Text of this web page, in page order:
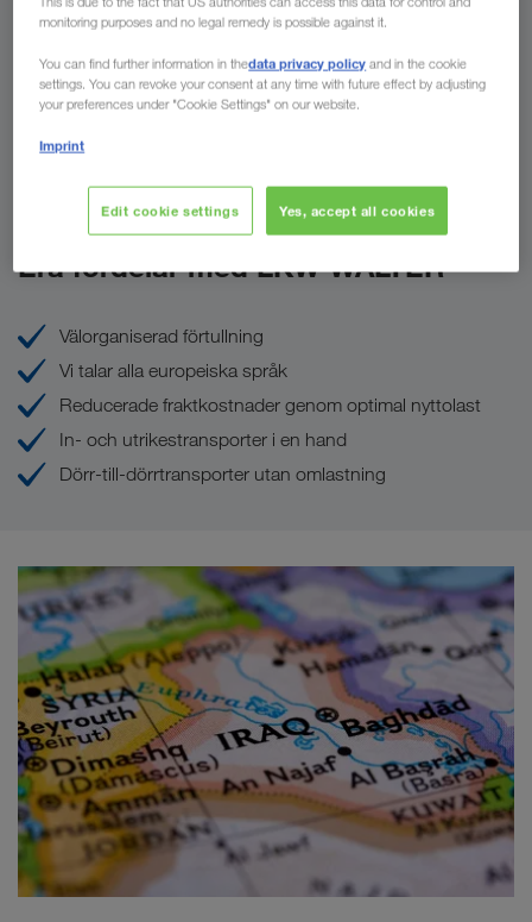
Till
Land
Skicka förfrågan
Era fördelar med LKW WALTER
Välorganiserad förtullning
Vi talar alla europeiska språk
Reducerade fraktkostnader genom optimal nyttolast
In- och utrikestransporter i en hand
Dörr-till-dörrtransporter utan omlastning
monitoring purposes and no legal remedy is possible against it.
You can find further information in thedata privacy policy and in the cookie
settings. You can revoke your consent at any time with future effect by adjusting
your preferences under "Cookie Settings" on our website.
Imprint
Edit cookie settings Yes, accept all cookies